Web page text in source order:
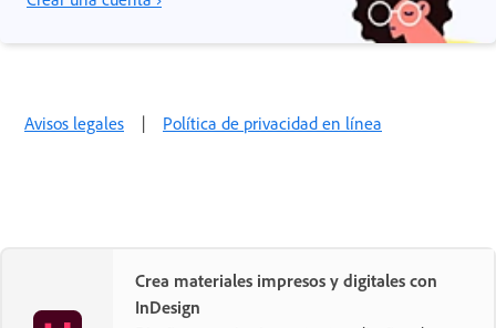
Avisos legales | Política de privacidad en línea
Crea materiales impresos y digitales con
InDesign